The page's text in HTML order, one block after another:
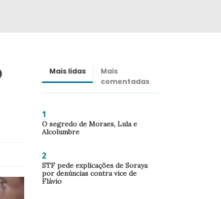
Mais lidas
Mais
comentadas
1
O segredo de Moraes, Lula e
Alcolumbre
2
STF pede explicações de Soraya
por denúncias contra vice de
Flávio